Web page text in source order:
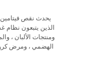
الذين يتبعون نظام
ومنتجات الألبان ،
الهضمي ، ومرض